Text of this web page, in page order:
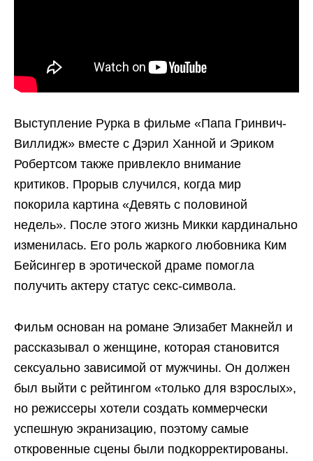
Выступление Рурка в фильме «Папа Гринвич-
Виллидж» вместе с Дэрил Ханной и Эриком
Робертсом также привлекло внимание
критиков. Прорыв случился, когда мир
покорила картина «Девять с половиной
недель». После этого жизнь Микки кардинально
изменилась. Его роль жаркого любовника Ким
Бейсингер в эротической драме помогла
получить актеру статус секс-символа.
Фильм основан на романе Элизабет Макнейл и
рассказывал о женщине, которая становится
сексуально зависимой от мужчины. Он должен
был выйти с рейтингом «только для взрослых»,
но режиссеры хотели создать коммерчески
успешную экранизацию, поэтому самые
откровенные сцены были подкорректированы.